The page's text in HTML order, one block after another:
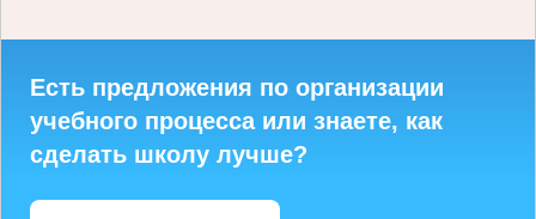
Есть предложения по организации
учебного процесса или знаете, как
сделать школу лучше?